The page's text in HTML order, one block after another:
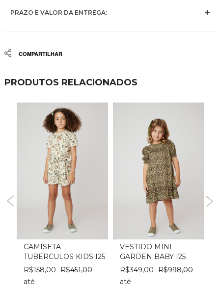
PRAZO E VALOR DA ENTREGA:
Share
PRODUTOS RELACIONADOS
CAMISETA
TUBERCULOS KIDS I25
R$158,00 R$451,00
até
VESTIDO MINI
GARDEN BABY I25
R$349,00 R$998,00
até